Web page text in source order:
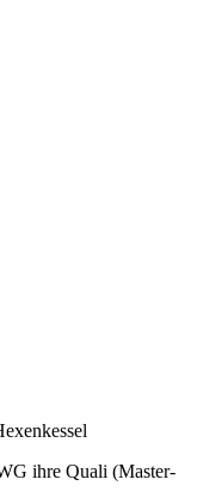
ihre Quali (Master-